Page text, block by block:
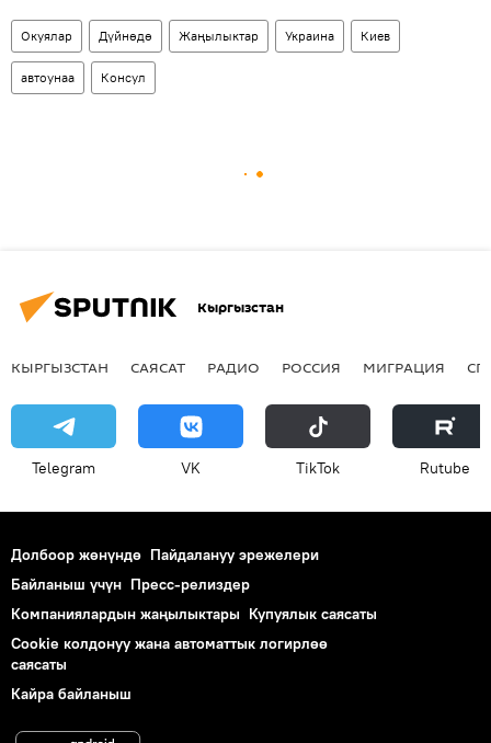
Окуялар Дүйнөдө Жаңылыктар Украина Киев
автоунаа Консул
Кыргызстан
КЫРГЫЗСТАН САЯСАТ РАДИО РОССИЯ МИГРАЦИЯ
Telegram VK ТikТоk Rutube
Долбоор жөнүндө Пайдалануу эрежелери
Байланыш үчүн Пресс-релиздер
Компаниялардын жаңылыктары Купуялык саясаты
Cookie колдонуу жана автоматтык логирлөө
саясаты
Кайра байланыш